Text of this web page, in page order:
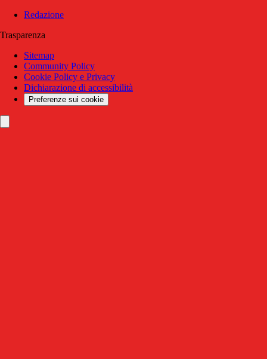
Redazione
Trasparenza
Sitemap
Community Policy
Cookie Policy e Privacy
Dichiarazione di accessibilità
Preferenze sui cookie